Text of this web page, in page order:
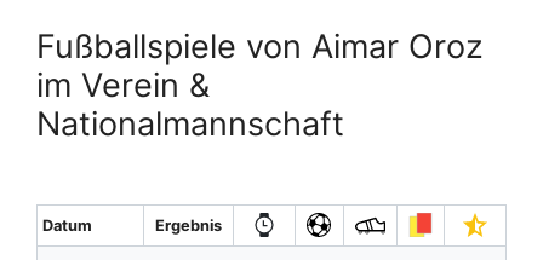
Fußballspiele von Aimar Oroz
im Verein &
Nationalmannschaft
Datum Ergebnis